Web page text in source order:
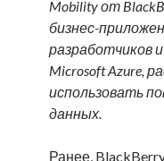
Mobility от
бизнес-
разработчиков
Microsoft Azure,
использовать
данных.
Ранее,